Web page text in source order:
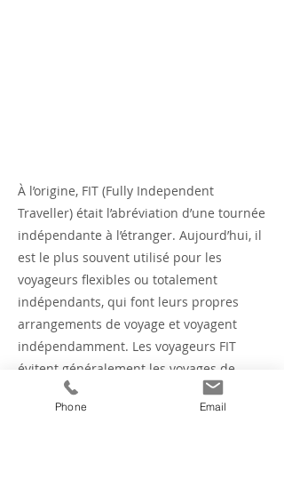
À l’origine, FIT (Fully Independent
Traveller) était l’abréviation d’une tournée
indépendante à l’étranger. Aujourd’hui, il
est le plus souvent utilisé pour les
voyageurs flexibles ou totalement
indépendants, qui font leurs propres
arrangements de voyage et voyagent
indépendamment. Les voyageurs FIT
évitent généralement les voyages de
groupe et les voyages à forfait, mais
peuvent acheter certains éléments
Phone Email